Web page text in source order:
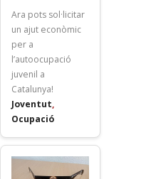
Ara pots sol·licitar
un ajut econòmic
per a
l’autoocupació
juvenil a
Catalunya!
Joventut,
Ocupació